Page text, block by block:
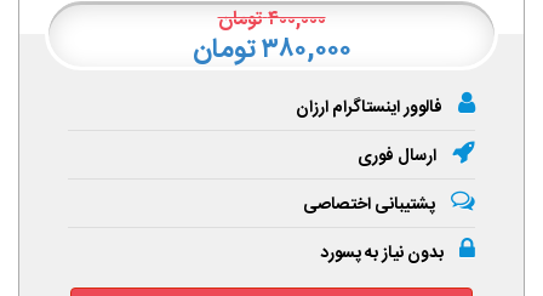
۴۰۰,۰۰۰تومان
۳۸۰,۰۰۰ تومان
فالوور اینستاگرام ارزان
ارسال فوری
پشتیبانی اختصاصی
بدون نیاز به پسورد